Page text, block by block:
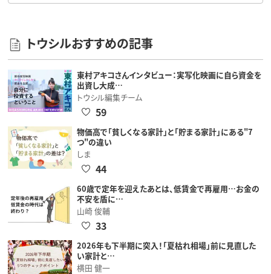
トウシルおすすめの記事
東村アキコさんインタビュー：実写化映画に自ら資金を
出資し大成…
トウシル編集チーム
59
物価高で「貧しくなる家計」と「貯まる家計」にある"7
つ"の違い
しま
44
60歳で定年を迎えたあとは、低賃金で再雇用…お金の
不安を盾に…
山崎 俊輔
33
2026年も下半期に突入！「夏枯れ相場」前に見直した
い家計と…
横田 健一